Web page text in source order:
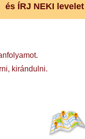
és ÍRJ NEKI levelet
kirándulni.